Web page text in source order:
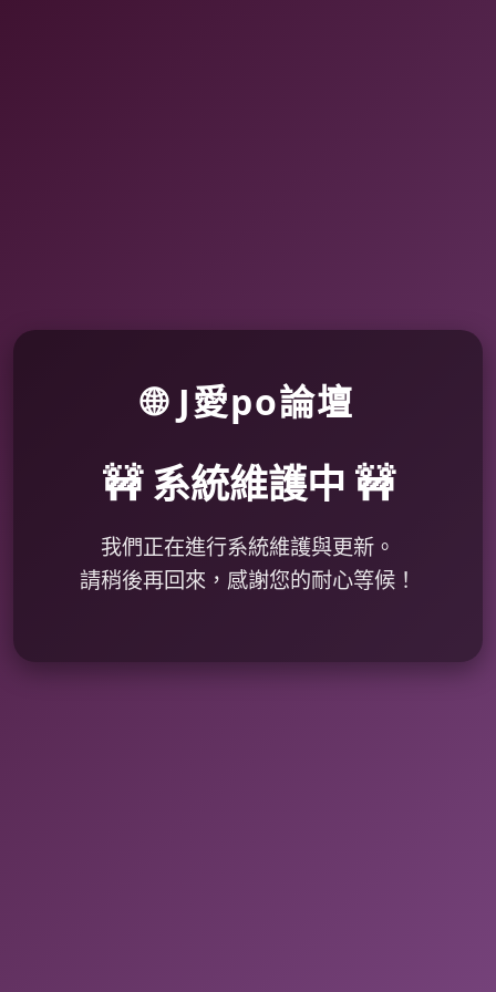
🌐 J愛po論壇
🚧 系統維護中 🚧
我們正在進行系統維護與更新。
請稍後再回來，感謝您的耐心等候！